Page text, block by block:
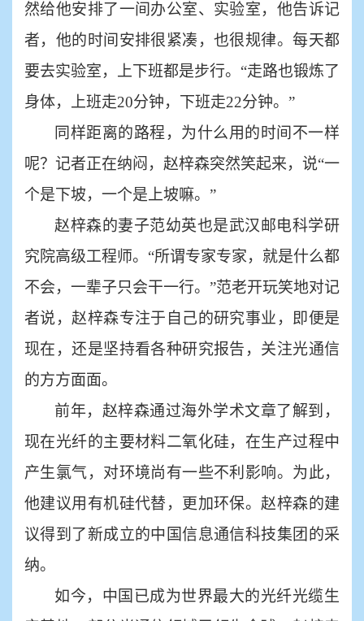
然给他安排了一间办公室、实验室，他告诉记
者，他的时间安排很紧凑，也很规律。每天都
要去实验室，上下班都是步行。 “走路也锻炼了
身体，上班走20分钟，下班走22分钟。”
同样距离的路程，为什么用的时间不一样
呢？记者正在纳闷，赵梓森突然笑起来，说“一
个是下坡，一个是上坡嘛。”
赵梓森的妻子范幼英也是武汉邮电科学研
究院高级工程师。 “所谓专家专家，就是什么都
不会，一辈子只会干一行。”范老开玩笑地对记
者说，赵梓森专注于自己的研究事业，即便是
现在，还是坚持看各种研究报告，关注光通信
的方方面面。
前年，赵梓森通过海外学术文章了解到，
现在光纤的主要材料二氧化硅，在生产过程中
产生氯气，对环境尚有一些不利影响。为此，
他建议用有机硅代替，更加环保。赵梓森的建
议得到了新成立的中国信息通信科技集团的采
纳。
如今，中国已成为世界最大的光纤光缆生